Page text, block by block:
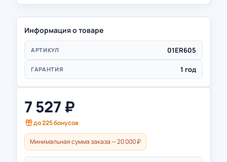
Информация о товаре
АРТИКУЛ 01ER605
ГАРАНТИЯ 1 год
7 527 ₽
до225бонусов
Минимальная сумма заказа — 20 000 ₽